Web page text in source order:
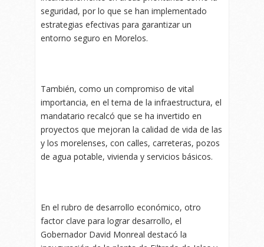
seguridad, por lo que se han implementado
estrategias efectivas para garantizar un
entorno seguro en Morelos.
También, como un compromiso de vital
importancia, en el tema de la infraestructura, el
mandatario recalcó que se ha invertido en
proyectos que mejoran la calidad de vida de las
y los morelenses, con calles, carreteras, pozos
de agua potable, vivienda y servicios básicos.
En el rubro de desarrollo económico, otro
factor clave para lograr desarrollo, el
Gobernador David Monreal destacó la